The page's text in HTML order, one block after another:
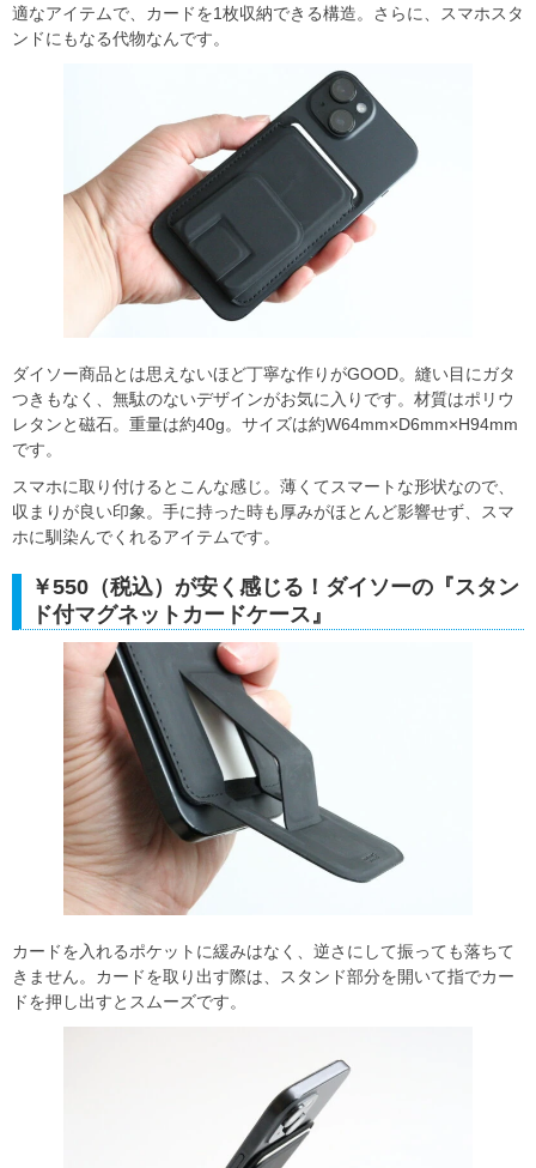
適なアイテムで、カードを1枚収納できる構造。さらに、スマホスタ
ンドにもなる代物なんです。
ダイソー商品とは思えないほど丁寧な作りがGOOD。縫い目にガタ
つきもなく、無駄のないデザインがお気に入りです。材質はポリウ
レタンと磁石。重量は約40g。サイズは約W64mm×D6mm×H94mm
です。
スマホに取り付けるとこんな感じ。薄くてスマートな形状なので、
収まりが良い印象。手に持った時も厚みがほとんど影響せず、スマ
ホに馴染んでくれるアイテムです。
￥550（税込）が安く感じる！ダイソーの『スタン
ド付マグネットカードケース』
カードを入れるポケットに緩みはなく、逆さにして振っても落ちて
きません。カードを取り出す際は、スタンド部分を開いて指でカー
ドを押し出すとスムーズです。